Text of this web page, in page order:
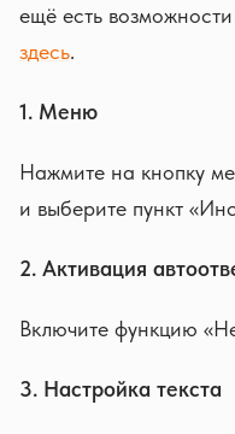
ещё есть
здесь.
1. Меню
Нажмите на кнопку
и выберите пункт
2. Активация
Включите функцию
3. Настройка текста